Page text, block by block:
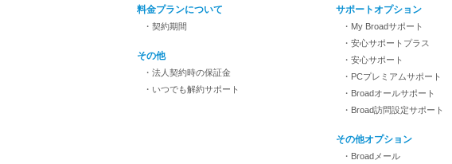
料金プランについて
・契約期間
その他
・法人契約時の保証金
・いつでも解約サポート
サポートオプション
・My Broadサポート
・安心サポートプラス
・安心サポート
・PCプレミアムサポート
・Broadオールサポート
・Broad訪問設定サポート
その他オプション
・Broadメール